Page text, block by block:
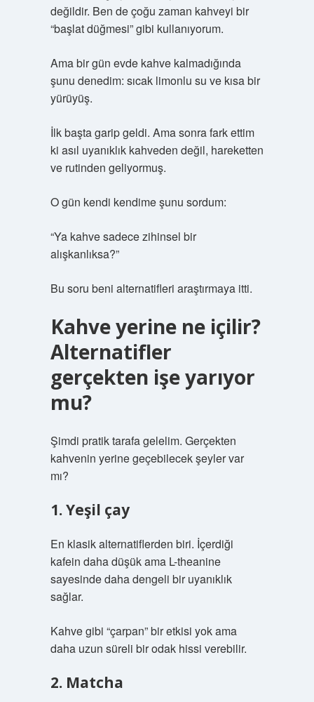
değildir. Ben de çoğu zaman kahveyi bir
“başlat düğmesi” gibi kullanıyorum.
Ama bir gün evde kahve kalmadığında
şunu denedim: sıcak limonlu su ve kısa bir
yürüyüş.
İlk başta garip geldi. Ama sonra fark ettim
ki asıl uyanıklık kahveden değil, hareketten
ve rutinden geliyormuş.
O gün kendi kendime şunu sordum:
“Ya kahve sadece zihinsel bir
alışkanlıksa?”
Bu soru beni alternatifleri araştırmaya itti.
Kahve yerine ne içilir?
Alternatifler
gerçekten işe yarıyor
mu?
Şimdi pratik tarafa gelelim. Gerçekten
kahvenin yerine geçebilecek şeyler var
mı?
1. Yeşil çay
En klasik alternatiflerden biri. İçerdiği
kafein daha düşük ama L-theanine
sayesinde daha dengeli bir uyanıklık
sağlar.
Kahve gibi “çarpan” bir etkisi yok ama
daha uzun süreli bir odak hissi verebilir.
2. Matcha